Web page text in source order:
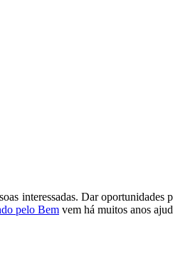
interessadas. Dar
pelo Bem vem há muitos anos